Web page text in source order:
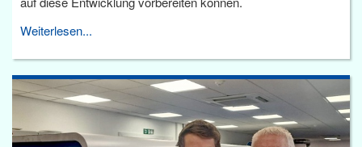
Weiterlesen...